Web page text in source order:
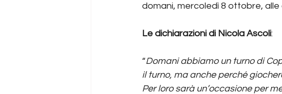
domani, mercoledì 8 ottobre, alle
Le dichiarazioni di Nicola Ascoli:
“Domani abbiamo un turno di
il turno, ma anche perché
Per loro sarà un’occasione per